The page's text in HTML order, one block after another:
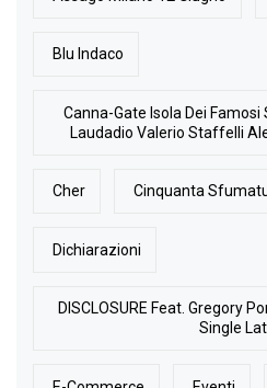
Blu Indaco
Canna-Gate Isola Dei
Laudadio Valerio Staffelli
Cher Cinquanta
Dichiarazioni
DISCLOSURE Feat. Gregory
Single